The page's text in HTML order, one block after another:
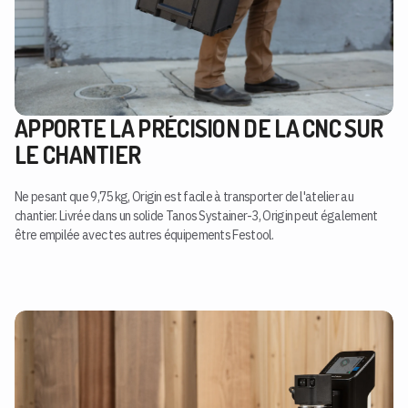
APPORTE LA PRÉCISION DE LA CNC SUR
LE CHANTIER
Ne pesant que 9,75 kg, Origin est facile à transporter de l'atelier au
chantier. Livrée dans un solide Tanos Systainer-3, Origin peut également
être empilée avec tes autres équipements Festool.